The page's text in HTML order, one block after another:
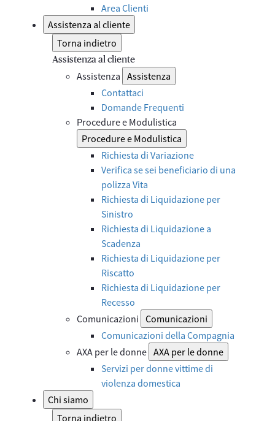
Area Clienti
Assistenza al cliente
Torna indietro
Assistenza al cliente
Assistenza Assistenza
Contattaci
Domande Frequenti
Procedure e Modulistica
Procedure e Modulistica
Richiesta di Variazione
Verifica se sei beneficiario di una
polizza Vita
Richiesta di Liquidazione per
Sinistro
Richiesta di Liquidazione a
Scadenza
Richiesta di Liquidazione per
Riscatto
Richiesta di Liquidazione per
Recesso
Comunicazioni Comunicazioni
Comunicazioni della Compagnia
AXA per le donne AXA per le donne
Servizi per donne vittime di
violenza domestica
Chi siamo
Torna indietro